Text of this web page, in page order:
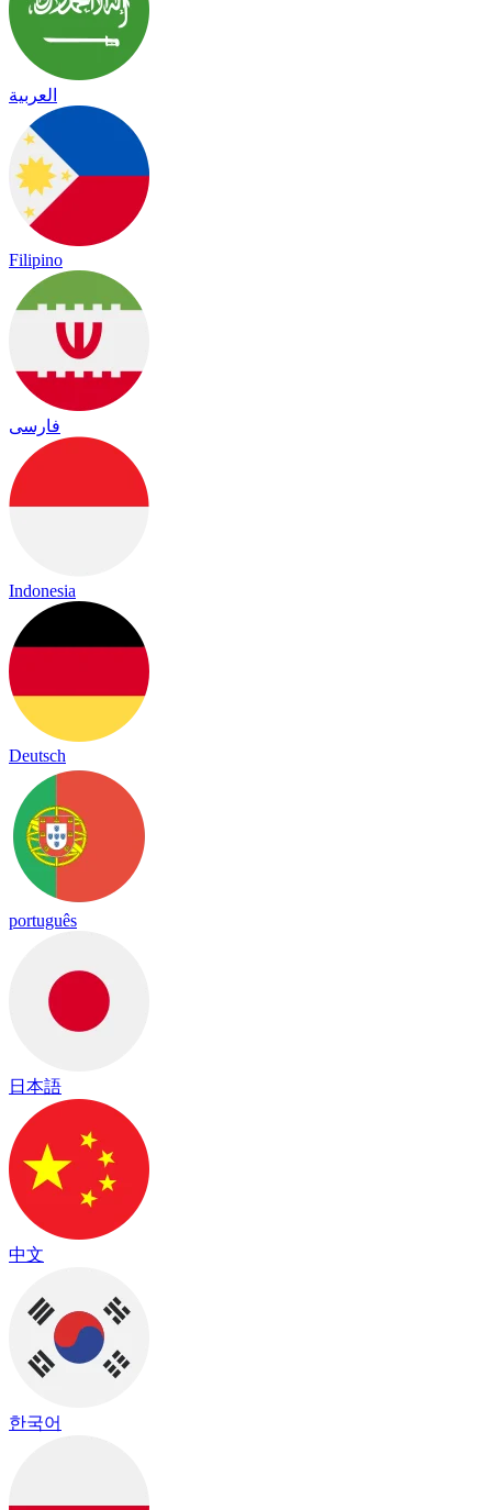
العربية
Filipino
فارسی
Indonesia
Deutsch
português
日本語
中文
한국어